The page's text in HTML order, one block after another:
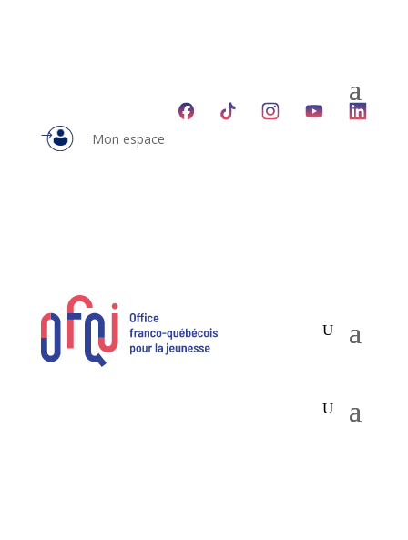
Mon espace